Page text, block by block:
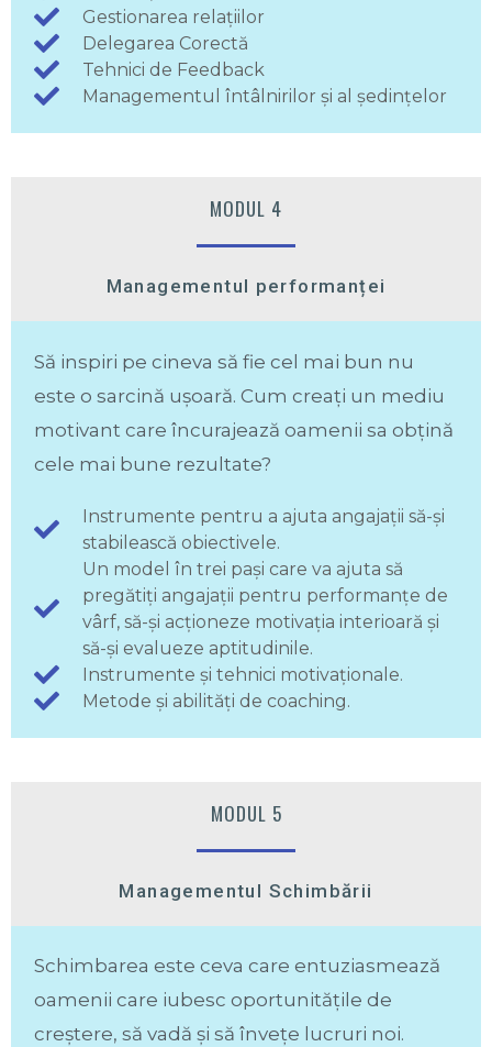
Gestionarea relațiilor
Delegarea Corectă
Tehnici de Feedback
Managementul întâlnirilor și al ședințelor
MODUL 4
Managementul performanței
Să inspiri pe cineva să fie cel mai bun nu
este o sarcină ușoară. Cum creați un mediu
motivant care încurajează oamenii sa obțină
cele mai bune rezultate?
Instrumente pentru a ajuta angajații să-și
stabilească obiectivele.
Un model în trei pași care va ajuta să
pregătiți angajații pentru performanțe de
vârf, să-și acționeze motivația interioară și
să-și evalueze aptitudinile.
Instrumente și tehnici motivaționale.
Metode și abilități de coaching.
MODUL 5
Managementul Schimbării
Schimbarea este ceva care entuziasmează
oamenii care iubesc oportunitățile de
creștere, să vadă și să învețe lucruri noi.